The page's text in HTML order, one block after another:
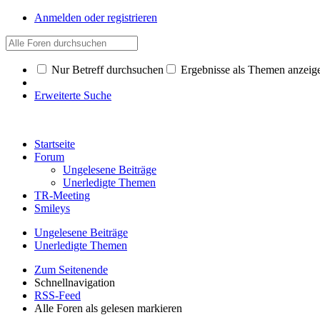
Anmelden oder registrieren
Nur Betreff durchsuchen Ergebnisse als Themen
Erweiterte Suche
Startseite
Forum
Ungelesene Beiträge
Unerledigte Themen
TR-Meeting
Smileys
Ungelesene Beiträge
Unerledigte Themen
Zum Seitenende
Schnellnavigation
RSS-Feed
Alle Foren als gelesen markieren